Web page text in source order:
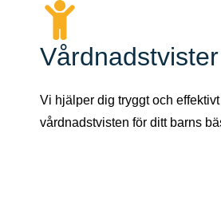
Vårdnadstvister
Vi hjälper dig tryggt och
vårdnadstvisten för ditt barns